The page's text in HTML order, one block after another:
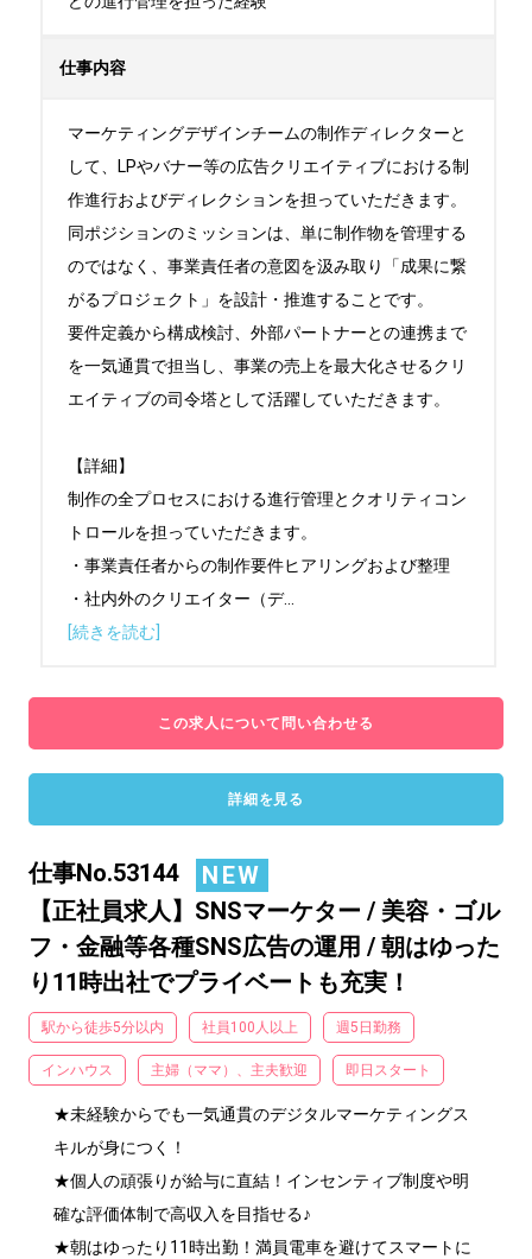
仕事内容
マーケティングデザインチームの制作ディレクターと
して、LPやバナー等の広告クリエイティブにおける制
作進行およびディレクションを担っていただきます。
同ポジションのミッションは、単に制作物を管理する
のではなく、事業責任者の意図を汲み取り「成果に繋
がるプロジェクト」を設計・推進することです。
要件定義から構成検討、外部パートナーとの連携まで
を一気通貫で担当し、事業の売上を最大化させるクリ
エイティブの司令塔として活躍していただきます。
【詳細】
制作の全プロセスにおける進行管理とクオリティコン
トロールを担っていただきます。
・事業責任者からの制作要件ヒアリングおよび整理
・社内外のクリエイター（デ...
[続きを読む]
この求人について問い合わせる
詳細を見る
仕事No.53144
NEW
【正社員求人】SNSマーケター / 美容・ゴル
フ・金融等各種SNS広告の運用 / 朝はゆった
り11時出社でプライベートも充実！
駅から徒歩5分以内 社員100人以上 週5日勤務
インハウス 主婦（ママ）、主夫歓迎 即日スタート
★未経験からでも一気通貫のデジタルマーケティングス
キルが身につく！
★個人の頑張りが給与に直結！インセンティブ制度や明
確な評価体制で高収入を目指せる♪
★朝はゆったり11時出勤！満員電車を避けてスマートに